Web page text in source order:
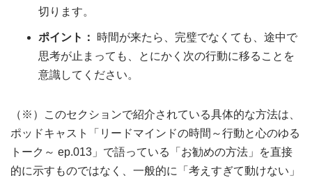
切ります。
ポイント：
時間が来たら、完璧でなくても、途中で
思考が止まっても、とにかく次の行動に移ることを
意識してください。
（※）このセクションで紹介されている具体的な方法は、
ポッドキャスト「リードマインドの時間～行動と心のゆる
トーク～ ep.013」で語っている「お勧めの方法」を直接
的に示すものではなく、一般的に「考えすぎて動けない」